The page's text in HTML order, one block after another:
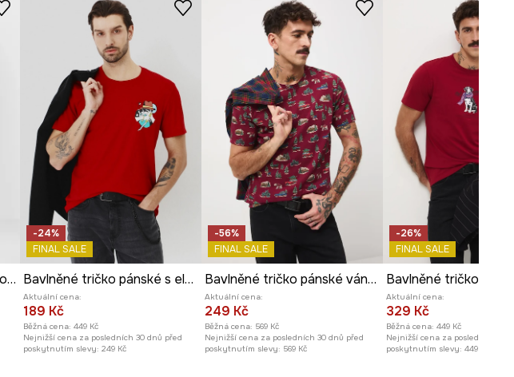
Model na fotografii je vysoký
176 cm a má na sebe velikost L
Prohlédněte si rozměry
produktu
Bavlněné tričko pánské s potiskem červená barva
-24%
FINAL SALE
Bavlněné tričko pánské s elastanem, by Patryk Hilton červená barva
Aktuální cena:
189 Kč
Běžná cena: 449 Kč
Nejnižší cena za posledních 30 dnů před
poskytnutím slevy: 249 Kč
-56%
FINAL SALE
Bavlněné tričko pánské vánoční
Aktuální cena:
249 Kč
Běžná cena: 569 Kč
Nejnižší cena za posledních 30 dnů před
poskytnutím slevy: 569 Kč
-26%
FINAL SALE
Aktuální cena:
329 Kč
Běžná cena: 449 Kč
Nejnižší cena za posledních 30
poskytnutím slevy: 449 Kč